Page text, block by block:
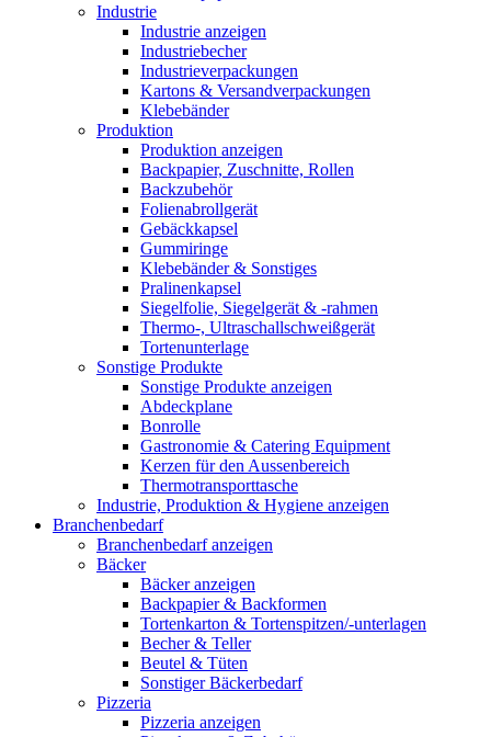
Industrie
Industrie anzeigen
Industriebecher
Industrieverpackungen
Kartons & Versandverpackungen
Klebebänder
Produktion
Produktion anzeigen
Backpapier, Zuschnitte, Rollen
Backzubehör
Folienabrollgerät
Gebäckkapsel
Gummiringe
Klebebänder & Sonstiges
Pralinenkapsel
Siegelfolie, Siegelgerät & -rahmen
Thermo-, Ultraschallschweißgerät
Tortenunterlage
Sonstige Produkte
Sonstige Produkte anzeigen
Abdeckplane
Bonrolle
Gastronomie & Catering Equipment
Kerzen für den Aussenbereich
Thermotransporttasche
Industrie, Produktion & Hygiene anzeigen
Branchenbedarf
Branchenbedarf anzeigen
Bäcker
Bäcker anzeigen
Backpapier & Backformen
Tortenkarton & Tortenspitzen/-unterlagen
Becher & Teller
Beutel & Tüten
Sonstiger Bäckerbedarf
Pizzeria
Pizzeria anzeigen